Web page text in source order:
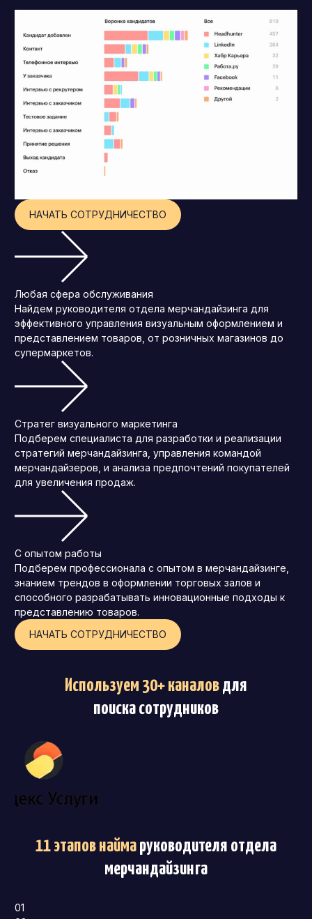
НАЧАТЬ СОТРУДНИЧЕСТВО
Любая сфера обслуживания
Найдем руководителя отдела мерчандайзинга для
эффективного управления визуальным оформлением и
представлением товаров, от розничных магазинов до
супермаркетов.
Стратег визуального маркетинга
Подберем специалиста для разработки и реализации
стратегий мерчандайзинга, управления командой
мерчандайзеров, и анализа предпочтений покупателей
для увеличения продаж.
С опытом работы
Подберем профессионала с опытом в мерчандайзинге,
знанием трендов в оформлении торговых залов и
способного разрабатывать инновационные подходы к
представлению товаров.
НАЧАТЬ СОТРУДНИЧЕСТВО
Используем 30+ каналовдля
поиска сотрудников
11 этапов наймаруководителя отдела
мерчандайзинга
01